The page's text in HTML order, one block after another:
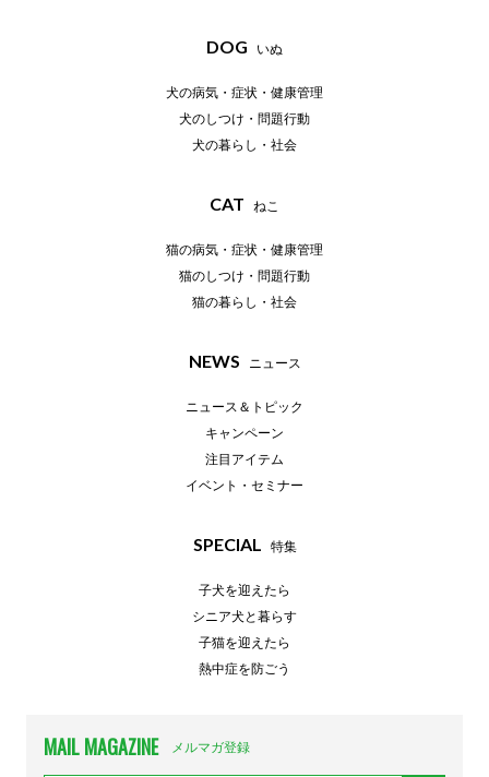
DOG いぬ
犬の病気・症状・健康管理
犬のしつけ・問題行動
犬の暮らし・社会
CAT ねこ
猫の病気・症状・健康管理
猫のしつけ・問題行動
猫の暮らし・社会
NEWS ニュース
ニュース＆トピック
キャンペーン
注目アイテム
イベント・セミナー
SPECIAL 特集
子犬を迎えたら
シニア犬と暮らす
子猫を迎えたら
熱中症を防ごう
MAIL MAGAZINE メルマガ登録